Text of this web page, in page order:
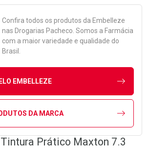
Confira todos os produtos da Embelleze
nas Drogarias Pacheco. Somos a Farmácia
com a maior variedade e qualidade do
Brasil.
EMBELLEZE
DA MARCA
Prático Maxton 7.3